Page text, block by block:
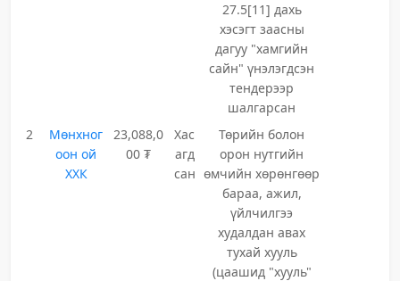
27.5[11] дахь
хэсэгт заасны
дагуу "хамгийн
сайн" үнэлэгдсэн
тендерээр
шалгарсан
2
Мөнхног
оон ой
ХХК
23,088,0
00 ₮
Хас
агд
сан
Төрийн болон
орон нутгийн
өмчийн хөрөнгөөр
бараа, ажил,
үйлчилгээ
худалдан авах
тухай хууль
(цаашид "хууль"